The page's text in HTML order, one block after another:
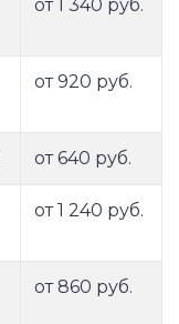
от 1 340 руб.
от 920 руб.
от 640 руб.
от 1 240 руб.
от 860 руб.